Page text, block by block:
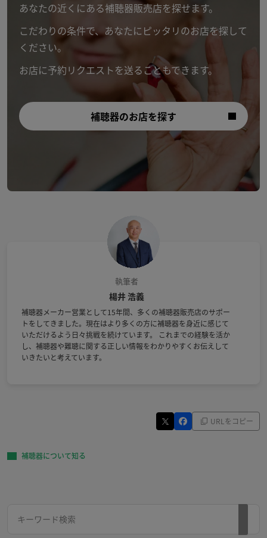
あなたの近くにある補聴器販売店を探せます。
こだわりの条件で、あなたにピッタリのお店を探して
ください。
お店に予約リクエストを送ることもできます。
補聴器のお店を探す
執筆者
楊井 浩義
補聴器メーカー営業として15年間、多くの補聴器販売店のサポー
トをしてきました。現在はより多くの方に補聴器を身近に感じて
いただけるよう日々挑戦を続けています。 これまでの経験を活か
し、補聴器や難聴に関する正しい情報をわかりやすくお伝えして
いきたいと考えています。
URLをコピー
補聴器について知る